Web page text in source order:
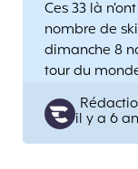
Ces 33 là
nombre de
dimanche 8
tour du
Posted
by
il y a 6